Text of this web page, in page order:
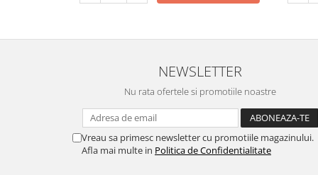
NEWSLETTER
Nu rata ofertele si promotiile noastre
Vreau sa primesc newsletter cu promotiile magazinului.
Afla mai multe in Politica de Confidentialitate